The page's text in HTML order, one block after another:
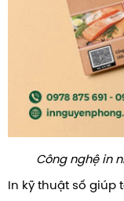
Công nghệ in
In kỹ thuật số giúp